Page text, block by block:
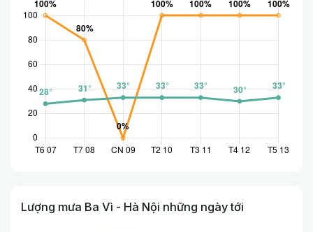
Lượng mưa Ba Vì - Hà Nội những ngày tới